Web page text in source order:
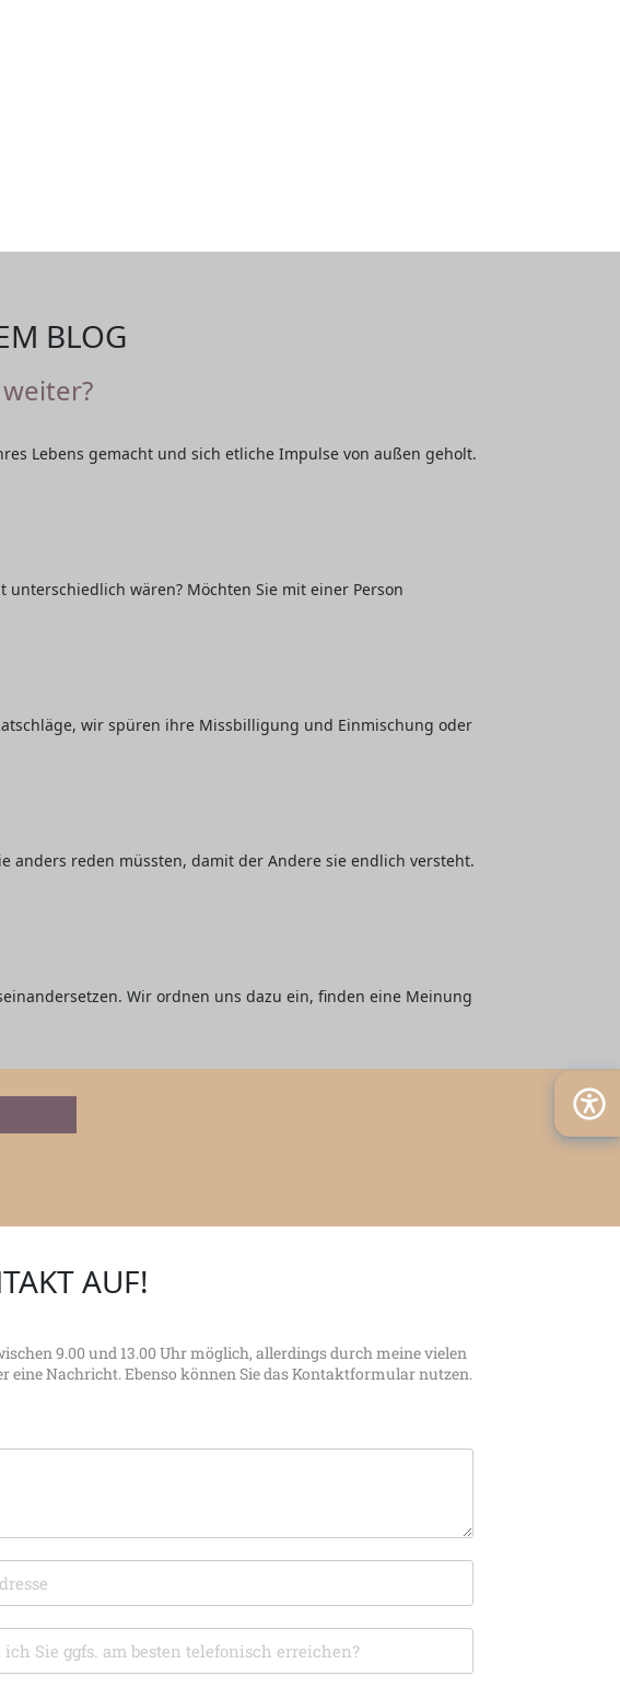
BLOG
Lebens gemacht und sich etliche Impulse von außen geholt.
wären? Möchten Sie mit einer Person
wir spüren ihre Missbilligung und Einmischung oder
anders reden müssten, damit der Andere sie endlich versteht.
Wir ordnen uns dazu ein, finden eine Meinung
AUF!
9.00 und 13.00 Uhr möglich, allerdings durch meine vielen
eine Nachricht. Ebenso können Sie das Kontaktformular nutzen.